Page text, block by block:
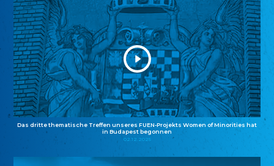
Das dritte thematische Treffen unseres FUEN-Projekts Women of Minorities hat
in Budapest begonnen
02.12.2025